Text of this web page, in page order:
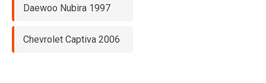
Daewoo Nubira 1997
Chevrolet Captiva 2006